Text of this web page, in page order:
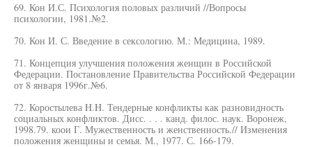
69. Кон И.С. Психология половых различий //Вопросы
психологии, 1981.№2.
70. Кон И. С. Введение в сексологию. М.: Медицина, 1989.
71. Концепция улучшения положения женщин в Российской
Федерации. Постановление Правительства Российской Федерации
от 8 января 1996г.№6.
72. Коростылева H.H. Тендерные конфликты как разновидность
социальных конфликтов. Дисс. . . . канд. филос. наук. Воронеж,
1998.79. коои Г. Мужественность и женственность.// Изменения
положения женщины и семья. М., 1977. С. 166-179.